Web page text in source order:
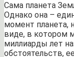
Сама планета
Однако она –
момент планета,
виде, в котором
миллиарды лет
обстоятельств,